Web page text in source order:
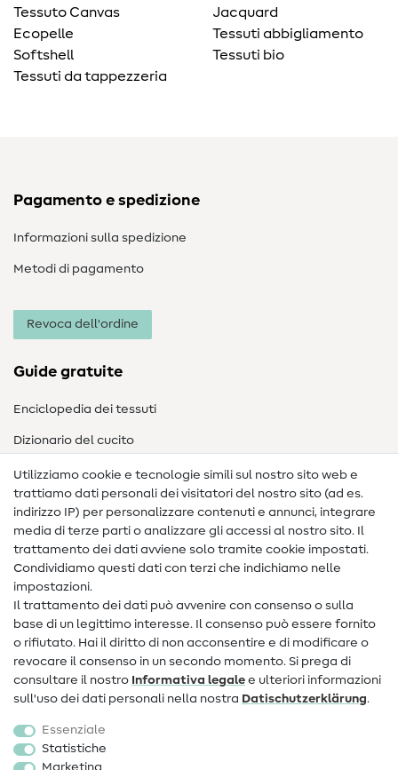
Tessuto Canvas
Ecopelle
Softshell
Tessuti da tappezzeria
Jacquard
Tessuti abbigliamento
Tessuti bio
Pagamento e spedizione
Informazioni sulla spedizione
Metodi di pagamento
Revoca dell'ordine
Guide gratuite
Enciclopedia dei tessuti
Dizionario del cucito
Nähanleitungen
Assistenza e contatto
Contatto
Informazioni sul nuovo proprietario
FAQ
Diritto di recesso
Popolare
Accessori cucito
Utilizziamo cookie e tecnologie simili sul nostro sito web e
trattiamo dati personali dei visitatori del nostro sito (ad es.
indirizzo IP) per personalizzare contenuti e annunci, integrare
media di terze parti o analizzare gli accessi al nostro sito. Il
trattamento dei dati avviene solo tramite cookie impostati.
Condividiamo questi dati con terzi che indichiamo nelle
impostazioni.
Il trattamento dei dati può avvenire con consenso o sulla
base di un legittimo interesse. Il consenso può essere fornito
o rifiutato. Hai il diritto di non acconsentire e di modificare o
revocare il consenso in un secondo momento. Si prega di
consultare il nostro Informativa legale e ulteriori informazioni
sull'uso dei dati personali nella nostra Dati­schutz­erklärung.
Essenziale
Statistiche
Marketing